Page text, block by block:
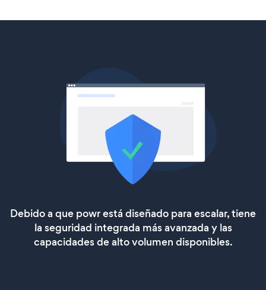
Debido a que powr está diseñado para escalar, tiene
la seguridad integrada más avanzada y las
capacidades de alto volumen disponibles.